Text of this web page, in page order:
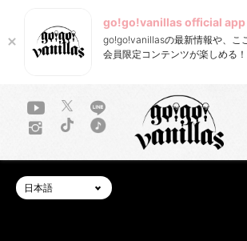
go!go!vanillas official app
go!go!vanillasの最新情報や、こ
会員限定コンテンツが楽しめる！
日本語